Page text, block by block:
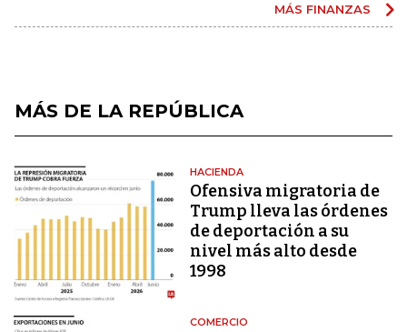
MÁS FINANZAS
MÁS DE LA REPÚBLICA
HACIENDA
Ofensiva migratoria de
Trump lleva las órdenes
de deportación a su
nivel más alto desde
1998
COMERCIO